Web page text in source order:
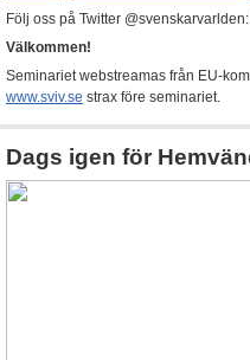
Följ oss på Twitter
Välkommen!
Seminariet webstreamas från EU-
www.sviv.se strax före seminariet.
Dags igen för